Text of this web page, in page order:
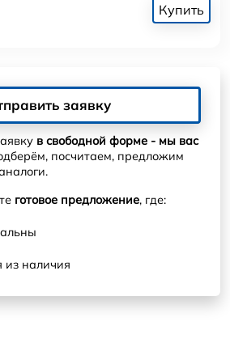
Купить
заявку
в свободной форме - мы вас
посчитаем, предложим
готовое предложение, где:
из наличия